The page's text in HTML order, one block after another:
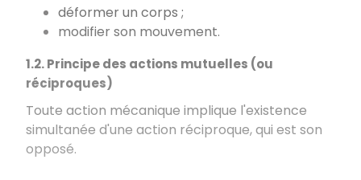
déformer un corps ;
modifier son mouvement.
1.2. Principe des actions mutuelles (ou
réciproques)
Toute action mécanique implique l'existence
simultanée d'une action réciproque, qui est son
opposé.